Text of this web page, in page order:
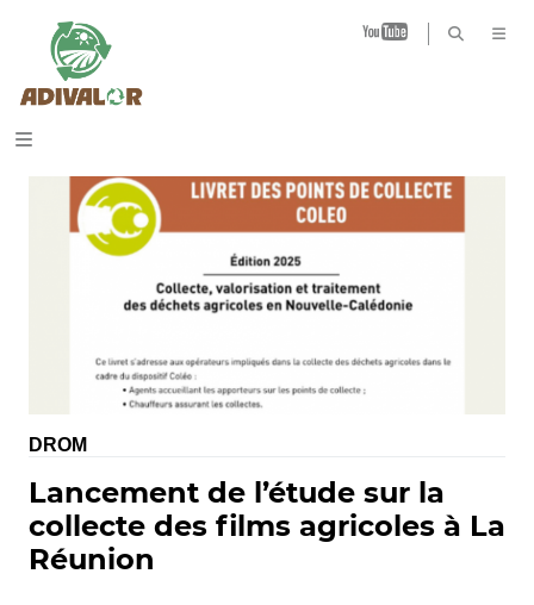
B
DROM
Lancement de l’étude sur la
collecte des films agricoles à La
Réunion